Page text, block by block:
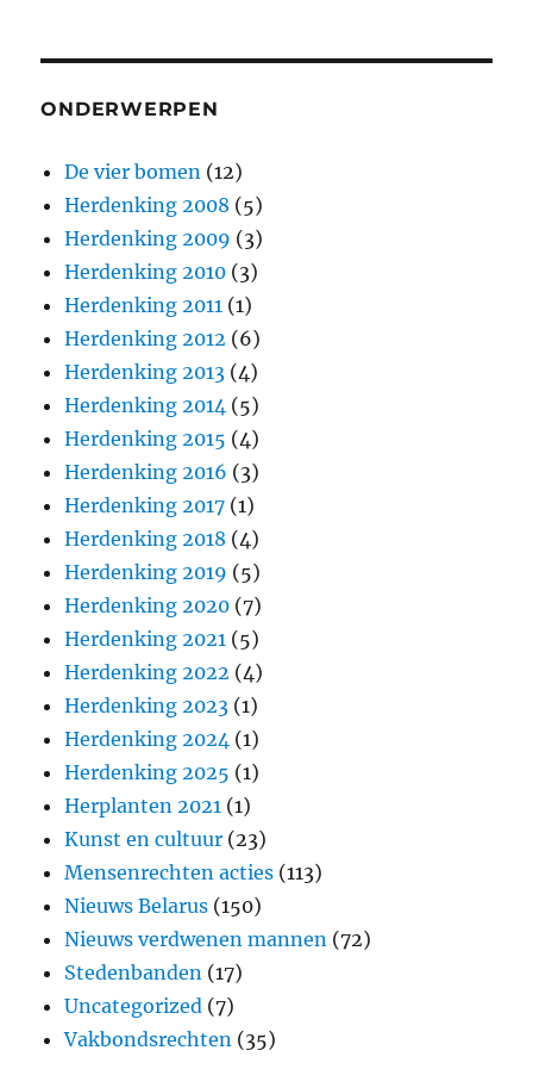
ONDERWERPEN
De vier bomen (12)
Herdenking 2008 (5)
Herdenking 2009 (3)
Herdenking 2010 (3)
Herdenking 2011 (1)
Herdenking 2012 (6)
Herdenking 2013 (4)
Herdenking 2014 (5)
Herdenking 2015 (4)
Herdenking 2016 (3)
Herdenking 2017 (1)
Herdenking 2018 (4)
Herdenking 2019 (5)
Herdenking 2020 (7)
Herdenking 2021 (5)
Herdenking 2022 (4)
Herdenking 2023 (1)
Herdenking 2024 (1)
Herdenking 2025 (1)
Herplanten 2021 (1)
Kunst en cultuur (23)
Mensenrechten acties (113)
Nieuws Belarus (150)
Nieuws verdwenen mannen (72)
Stedenbanden (17)
Uncategorized (7)
Vakbondsrechten (35)